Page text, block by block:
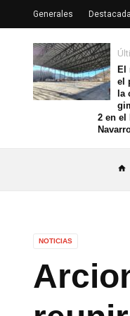
home
El
el
la
2 en el
Generales
NOTICIAS